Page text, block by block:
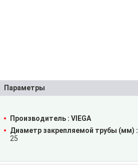
Параметры
Производитель : VIEGA
Диаметр закрепляемой трубы (мм) :
25